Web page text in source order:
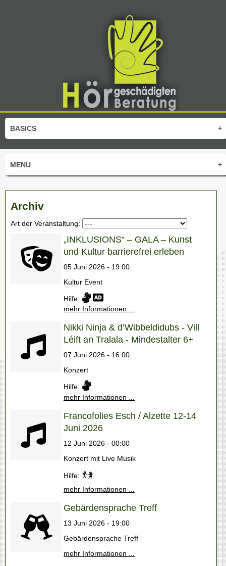
+
BASICS
+
MENU
Archiv
Art der Veranstaltung:
„INKLUSIONS“ – GALA – Kunst
und Kultur barrierefrei erleben
05 Juni 2026 - 19:00
Kultur Event
Hilfe:
mehr Informationen ...
Nikki Ninja & d’Wibbeldidubs - Vill
Léift an Tralala - Mindestalter 6+
07 Juni 2026 - 16:00
Konzert
Hilfe:
mehr Informationen ...
Francofolies Esch / Alzette 12-14
Juni 2026
12 Juni 2026 - 00:00
Konzert mit Live Musik
Hilfe:
mehr Informationen ...
Gebärdensprache Treff
13 Juni 2026 - 19:00
Gebärdensprache Treff
mehr Informationen ...